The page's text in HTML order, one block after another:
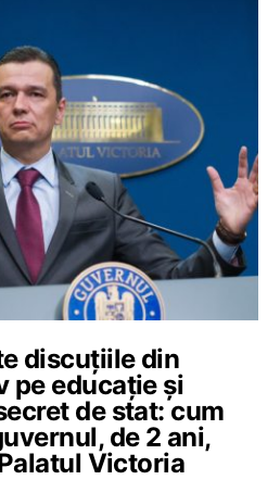
discuțiile din
pe educație și
de stat: cum
de 2 ani,
Victoria